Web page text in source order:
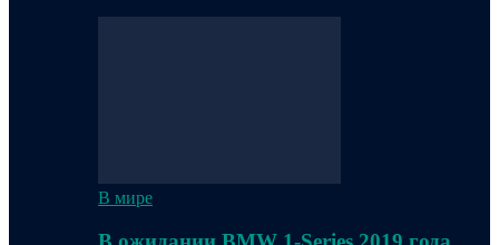
В мире